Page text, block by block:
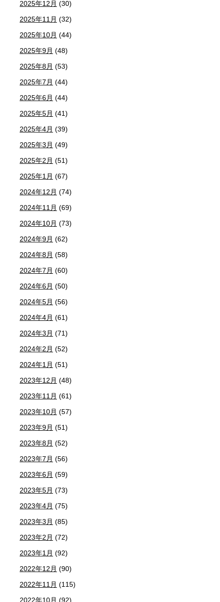
2025年12月 (30)
2025年11月 (32)
2025年10月 (44)
2025年9月 (48)
2025年8月 (53)
2025年7月 (44)
2025年6月 (44)
2025年5月 (41)
2025年4月 (39)
2025年3月 (49)
2025年2月 (51)
2025年1月 (67)
2024年12月 (74)
2024年11月 (69)
2024年10月 (73)
2024年9月 (62)
2024年8月 (58)
2024年7月 (60)
2024年6月 (50)
2024年5月 (56)
2024年4月 (61)
2024年3月 (71)
2024年2月 (52)
2024年1月 (51)
2023年12月 (48)
2023年11月 (61)
2023年10月 (57)
2023年9月 (51)
2023年8月 (52)
2023年7月 (56)
2023年6月 (59)
2023年5月 (73)
2023年4月 (75)
2023年3月 (85)
2023年2月 (72)
2023年1月 (92)
2022年12月 (90)
2022年11月 (115)
2022年10月 (92)